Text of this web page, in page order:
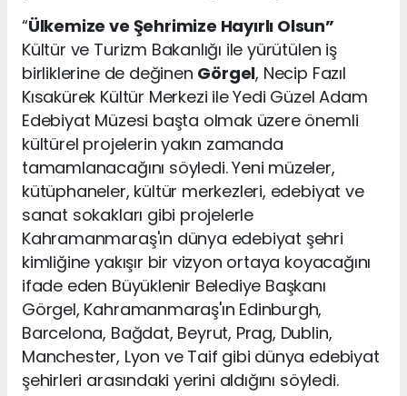
“Ülkemize ve Şehrimize Hayırlı Olsun”
Kültür ve Turizm Bakanlığı ile yürütülen iş
birliklerine de değinen Görgel, Necip Fazıl
Kısakürek Kültür Merkezi ile Yedi Güzel Adam
Edebiyat Müzesi başta olmak üzere önemli
kültürel projelerin yakın zamanda
tamamlanacağını söyledi. Yeni müzeler,
kütüphaneler, kültür merkezleri, edebiyat ve
sanat sokakları gibi projelerle
Kahramanmaraş'ın dünya edebiyat şehri
kimliğine yakışır bir vizyon ortaya koyacağını
ifade eden Büyüklenir Belediye Başkanı
Görgel, Kahramanmaraş'ın Edinburgh,
Barcelona, Bağdat, Beyrut, Prag, Dublin,
Manchester, Lyon ve Taif gibi dünya edebiyat
şehirleri arasındaki yerini aldığını söyledi.